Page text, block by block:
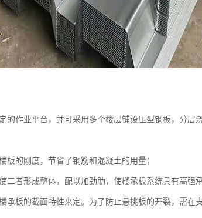
的作业平台，并可采用多个楼层铺设压型钢板，分层
的刚度，节省了钢筋和混凝土的用量；
者形成整体，配以加劲肋，使楼承板系统具有高强承
承板的截面特性来定。为了防止悬挑板的开裂，需在